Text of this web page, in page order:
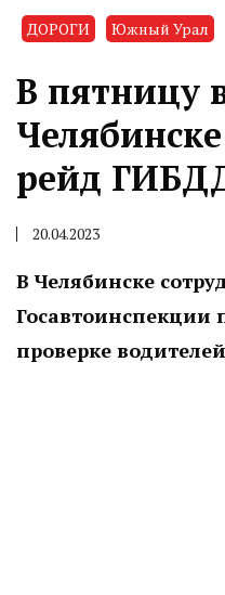
ДОРОГИ Южный Урал
В пятницу
рейд
20.04.2023
В Челябинске
Госавтоинспекции
проверке